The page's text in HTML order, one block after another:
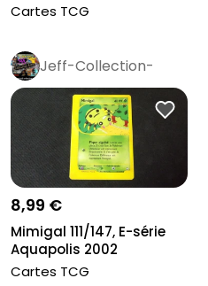
Cartes TCG
Jeff-Collection-
Rétro Pro
8,99 €
Mimigal 111/147, E-série
Aquapolis 2002
Cartes TCG